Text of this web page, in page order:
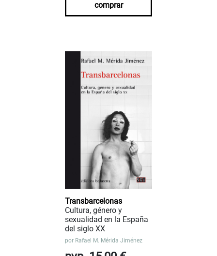
comprar
Transbarcelonas
Cultura, género y
sexualidad en la España
del siglo XX
por Rafael M. Mérida Jiménez